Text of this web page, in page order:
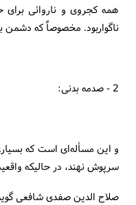
همه كجروی و ناروائی برای
ناگواربود. مخصوصاً كه
2 - صدمه بدنی:
و این مسأله‌ای است كه
سرپوش نهند، در حالیكه
صلاح الدین صفدی شافعی